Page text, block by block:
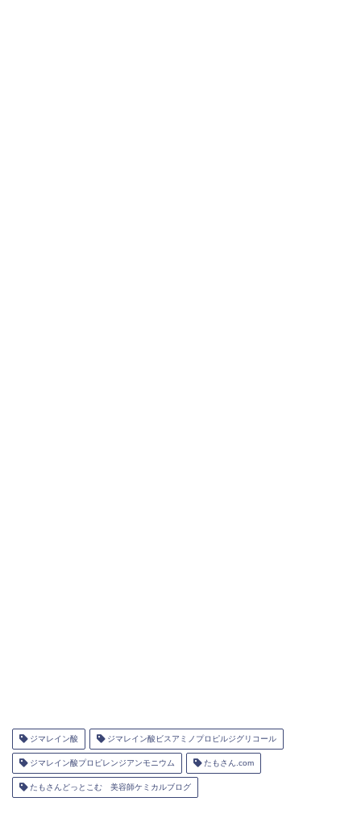
ジマレイン酸 ジマレイン酸ビスアミノプロピルジグリコール
ジマレイン酸プロピレンジアンモニウム たもさん.com
たもさんどっとこむ 美容師ケミカルブログ